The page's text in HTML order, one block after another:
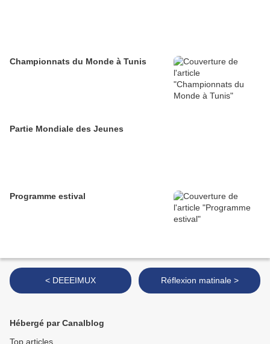
Championnats du Monde à Tunis
Partie Mondiale des Jeunes
Programme estival
< DEEEIMUX Réflexion matinale >
Hébergé par Canalblog
Top articles